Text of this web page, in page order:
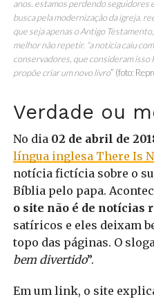
anos. estamos perdendo seguidores
busca pela modernização da igreja.
que seja apenas o Antigo
melhor não repetir. “a notícia caiu
conservadores, que consideram isso
propõe criar um novo livro” (foto:
Verdade ou
No dia 02 de abril de
língua inglesa There Is
notícia fictícia sobre o
Bíblia pelo papa.
o site não é de notícias
satíricos e eles deixam
topo das páginas. O
bem divertido”.
Em um link, o site